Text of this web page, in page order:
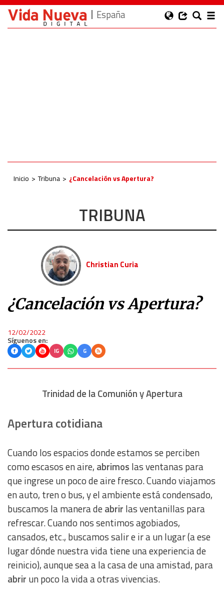
España
Inicio Tribuna ¿Cancelación vs Apertura?
TRIBUNA
Christian Curia
¿Cancelación vs Apertura?
12/02/2022
Síguenos en:
IG G
Trinidad de la Comunión y Apertura
Apertura cotidiana
Cuando los espacios donde estamos se perciben
como escasos en aire, abrimos las ventanas para
que ingrese un poco de aire fresco. Cuando viajamos
en auto, tren o bus, y el ambiente está condensado,
buscamos la manera deabrir las ventanillas para
refrescar. Cuando nos sentimos agobiados,
cansados, etc., buscamos salir e ir a un lugar (a ese
lugar dónde nuestra vida tiene una experiencia de
reinicio), aunque sea a la casa de una amistad, para
abrir un poco la vida a otras vivencias.